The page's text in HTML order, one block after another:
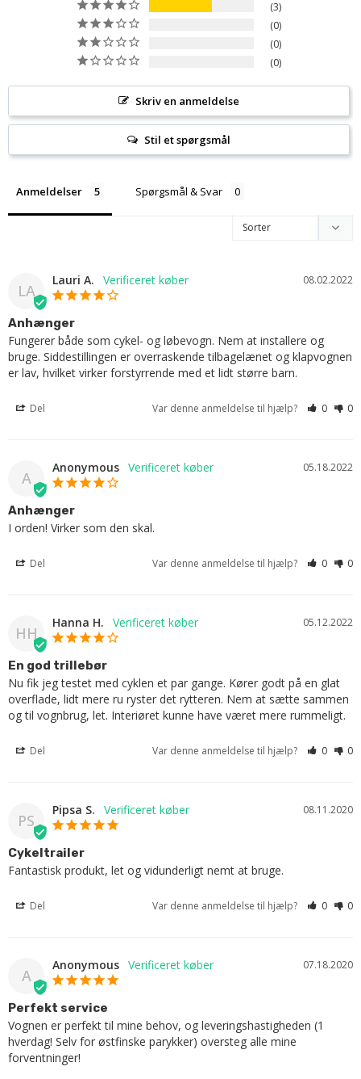
3
0
0
0
Skriv en anmeldelse
Stil et spørgsmål
Anmeldelser Spørgsmål & Svar
LA
08.02.2022
Lauri A.
Anhænger
Fungerer både som cykel- og løbevogn. Nem at installere og
bruge. Siddestillingen er overraskende tilbagelænet og klapvognen
er lav, hvilket virker forstyrrende med et lidt større barn.
Del Var denne anmeldelse til hjælp? 0 0
A
05.18.2022
Anonymous
Anhænger
I orden! Virker som den skal.
Del Var denne anmeldelse til hjælp? 0 0
HH
05.12.2022
Hanna H.
En god trillebør
Nu fik jeg testet med cyklen et par gange. Kører godt på en glat
overflade, lidt mere ru ryster det rytteren. Nem at sætte sammen
og til vognbrug, let. Interiøret kunne have været mere rummeligt.
Del Var denne anmeldelse til hjælp? 0 0
PS
08.11.2020
Pipsa S.
Cykeltrailer
Fantastisk produkt, let og vidunderligt nemt at bruge.
Del Var denne anmeldelse til hjælp? 0 0
A
07.18.2020
Anonymous
Perfekt service
Vognen er perfekt til mine behov, og leveringshastigheden (1
hverdag! Selv for østfinske parykker) oversteg alle mine
forventninger!